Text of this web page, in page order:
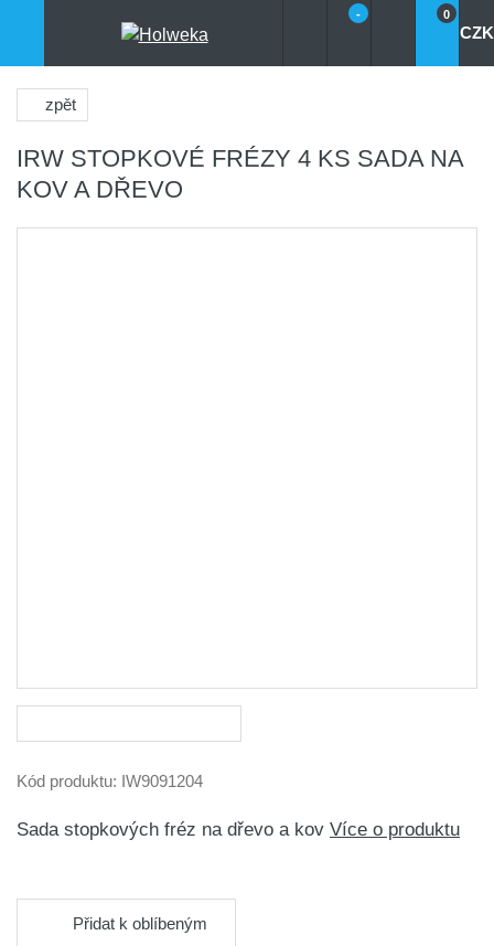
- 0
CZK
zpět
IRW STOPKOVÉ FRÉZY 4 KS SADA NA
KOV A DŘEVO
Kód produktu: IW9091204
Sada stopkových fréz na dřevo a kov Více o produktu
Přidat k oblíbeným